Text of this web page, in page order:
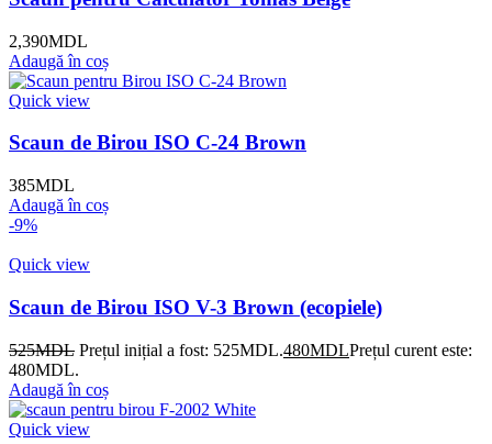
2,390MDL
Adaugă în coș
Quick view
Scaun de Birou ISO C-24 Brown
385MDL
Adaugă în coș
-9%
Quick view
Scaun de Birou ISO V-3 Brown (ecopiele)
525MDL Prețul inițial a fost: 525MDL.480MDLPrețul curent este:
480MDL.
Adaugă în coș
Quick view